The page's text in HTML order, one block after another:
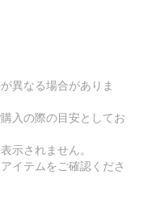
異なる場合がありま
入の際の目安としてお
示されません。
イテムをご確認くださ